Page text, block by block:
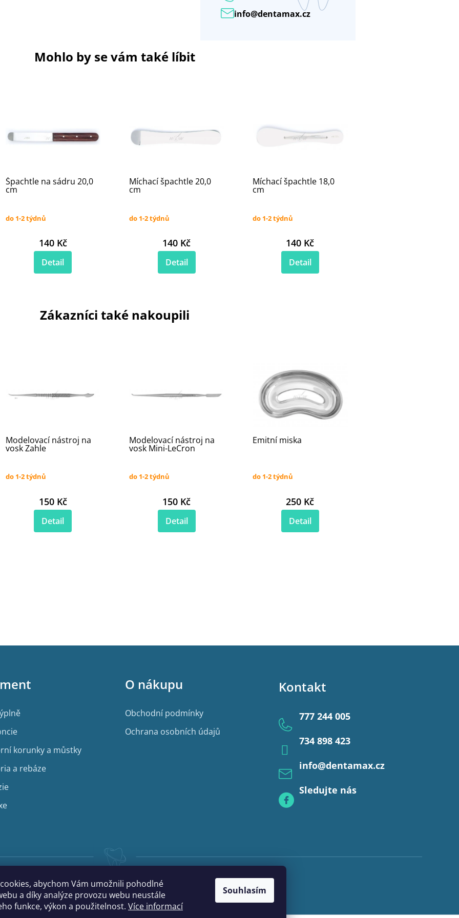
abychom Vám umožnili pohodlné
a díky analýze provozu webu neustále
funkce, výkon a použitelnost. Více informací
Souhlasím
info@dentamax.cz
Mohlo by se vám také líbit
Špachtle na sádru 20,0
cm
do 1-2 týdnů
140 Kč
Detail
Míchací špachtle 20,0
cm
do 1-2 týdnů
140 Kč
Detail
Míchací špachtle 18,0
cm
do 1-2 týdnů
140 Kč
Detail
Zákazníci také nakoupili
Modelovací nástroj na
vosk Zahle
do 1-2 týdnů
150 Kč
Detail
Modelovací nástroj na
vosk Mini-LeCron
do 1-2 týdnů
150 Kč
Detail
Emitní miska
do 1-2 týdnů
250 Kč
Detail
korunky a můstky
a rebáze
O nákupu
Obchodní podmínky
Ochrana osobních údajů
Kontakt
info@dentamax.cz
777 244 005
734 898 423
Sledujte nás